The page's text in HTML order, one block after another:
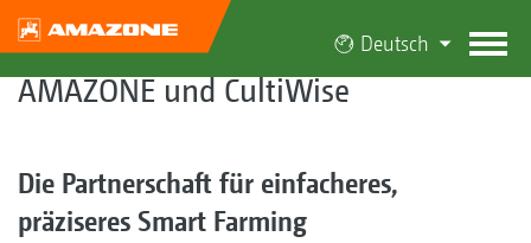
Deutsch
AMAZONE und CultiWise
Die Partnerschaft für einfacheres,
präziseres Smart Farming